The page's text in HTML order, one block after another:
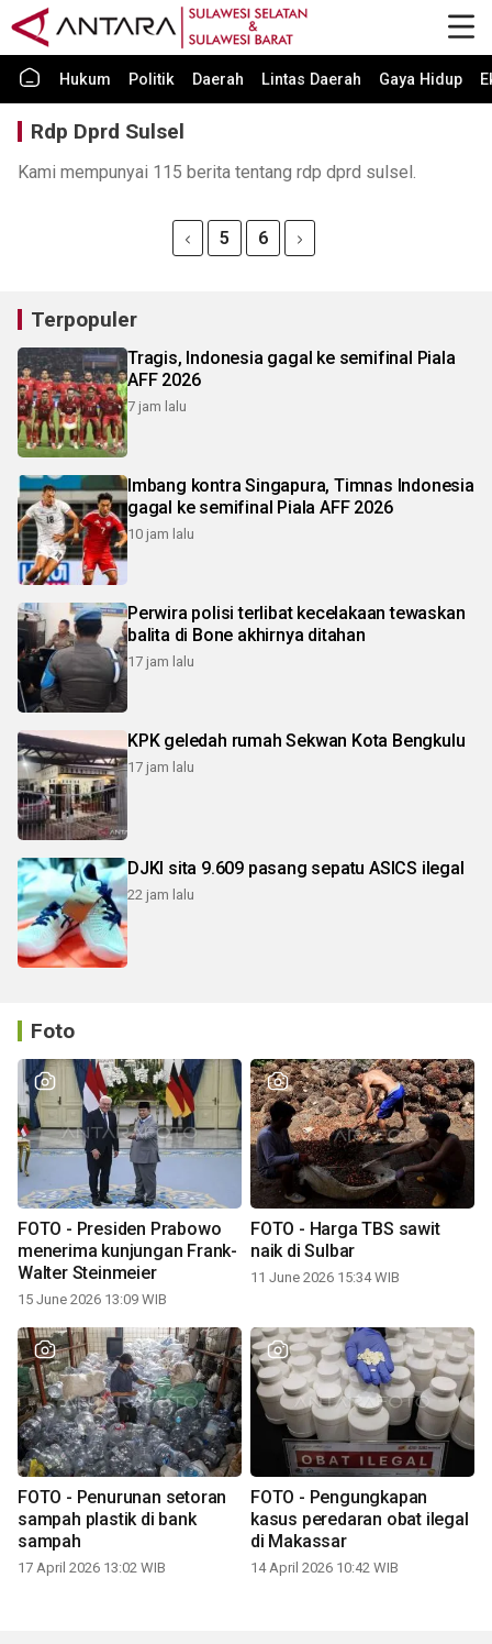
Hukum Politik Daerah Lintas Daerah Gaya Hidup
Rdp Dprd Sulsel
Kami mempunyai 115 berita tentang rdp dprd sulsel.
5 6
Terpopuler
Tragis, Indonesia gagal ke semifinal Piala
AFF 2026
7 jam lalu
Imbang kontra Singapura, Timnas Indonesia
gagal ke semifinal Piala AFF 2026
10 jam lalu
Perwira polisi terlibat kecelakaan tewaskan
balita di Bone akhirnya ditahan
17 jam lalu
KPK geledah rumah Sekwan Kota Bengkulu
17 jam lalu
DJKI sita 9.609 pasang sepatu ASICS ilegal
22 jam lalu
Foto
FOTO - Presiden Prabowo
menerima kunjungan Frank-
Walter Steinmeier
15 June 2026 13:09 WIB
FOTO - Harga TBS sawit
naik di Sulbar
11 June 2026 15:34 WIB
FOTO - Penurunan setoran
sampah plastik di bank
sampah
17 April 2026 13:02 WIB
FOTO - Pengungkapan
kasus peredaran obat ilegal
di Makassar
14 April 2026 10:42 WIB